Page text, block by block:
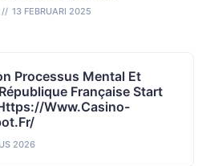
13 FEBRUARI 2025
Processus Mental Et
Française Start
www.casino-
2026